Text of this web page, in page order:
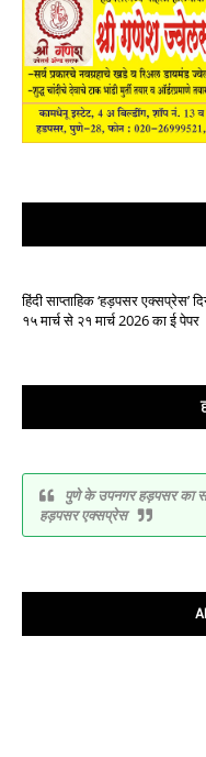
हिंदी साप्ताहिक ‘हड़पसर एक्सप्रेस’
१५ मार्च से २१ मार्च 2026 का ई पेपर
पुणे के उपनगर हड़पसर का
हड़पसर एक्सप्रेस